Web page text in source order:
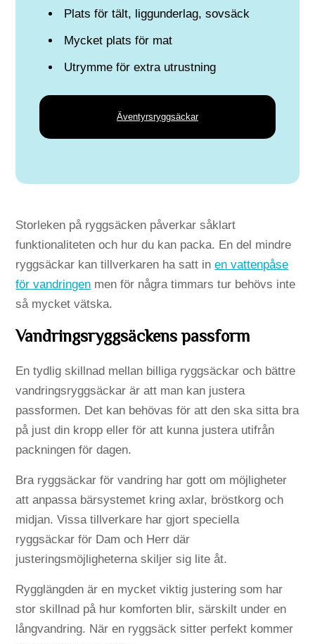
Plats för tält, liggunderlag, sovsäck
Mycket plats för mat
Utrymme för extra utrustning
Äventyrsryggsäckar
Storleken på ryggsäcken påverkar såklart
funktionaliteten och hur du kan packa. En del mindre
ryggsäckar kan tillverkaren ha satt inen vattenpåse
för vandringen men för några timmars tur behövs inte
så mycket vätska.
Vandringsryggsäckens passform
En tydlig skillnad mellan billiga ryggsäckar och bättre
vandringsryggsäckar är att man kan justera
passformen. Det kan behövas för att den ska sitta bra
på just din kropp eller för att kunna justera utifrån
packningen för dagen.
Bra ryggsäckar för vandring har gott om möjligheter
att anpassa bärsystemet kring axlar, bröstkorg och
midjan. Vissa tillverkare har gjort speciella
ryggsäckar för Dam och Herr där
justeringsmöjligheterna skiljer sig lite åt.
Rygglängden är en mycket viktig justering som har
stor skillnad på hur komforten blir, särskilt under en
långvandring. När en ryggsäck sitter perfekt kommer